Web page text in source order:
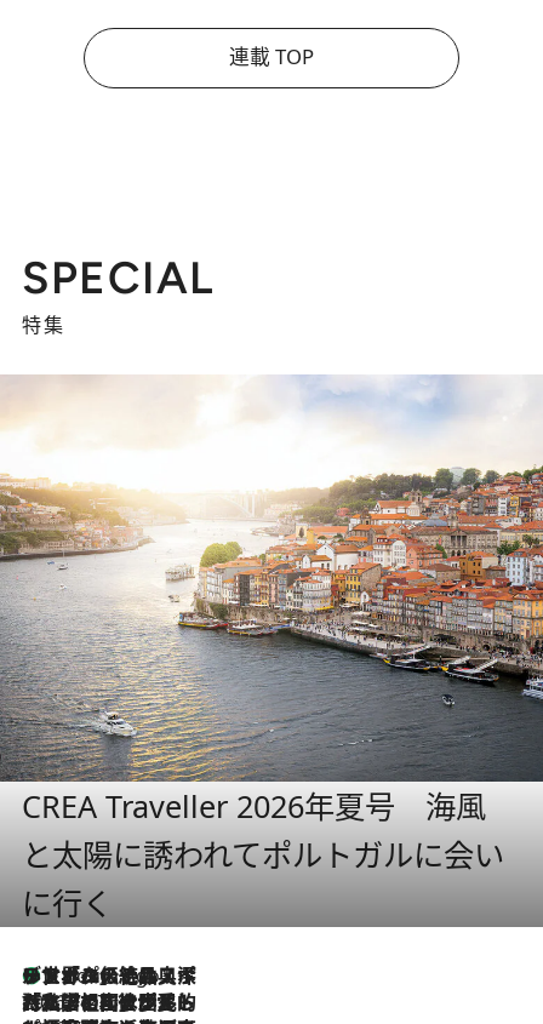
連載 TOP
SPECIAL
特集
CREA Traveller 2026年夏号 海風
と太陽に誘われてポルトガルに会い
に行く
9 Hours Ago
リスボンの絶品スイーツ「パステル・デ・ナタ」とは？ポルトガル伝統の奥深い世界へ
2026.7.27
「私の祖国はポルトガル語です」国民的詩人フェルナンド・ペソアと、彼が愛した文学の街を歩く